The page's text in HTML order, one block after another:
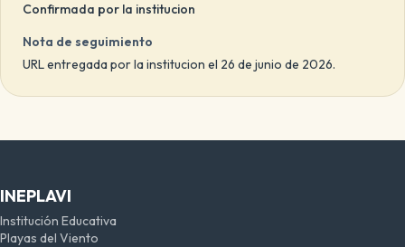
Confirmada por la institucion
Nota de seguimiento
URL entregada por la institucion el 26 de junio de 2026.
INEPLAVI
Institución Educativa
Playas del Viento